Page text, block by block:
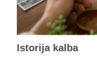
Istorija kalba